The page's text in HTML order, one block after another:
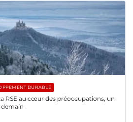
DURABLE
RSE au cœur des préoccupations, un
demain